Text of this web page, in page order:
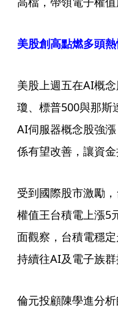
美股創高點燃多頭
美股上週五在AI概
瓊、標普500與那斯
AI伺服器概念股強
係有望改善，讓資金
受到國際股市激勵
權值王台積電上漲5
面觀察，台積電穩
持續往AI及電子族群
倫元投顧陳學進分